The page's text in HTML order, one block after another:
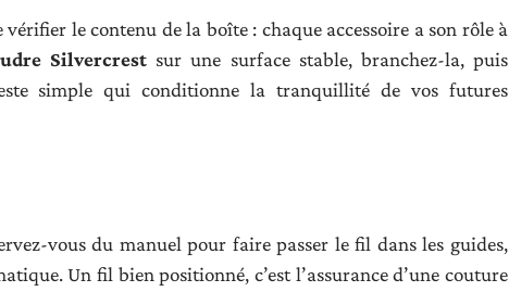
le contenu de la boîte : chaque accessoire a son rôle à
Silvercrest sur une surface stable, branchez-la, puis
simple qui conditionne la tranquillité de vos futures
vous du manuel pour faire passer le fil dans les guides,
Un fil bien positionné, c’est l’assurance d’une couture